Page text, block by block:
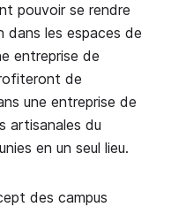
pouvoir se rendre
dans les espaces de
entreprise de
de
une entreprise de
artisanales du
en un seul lieu.
des campus